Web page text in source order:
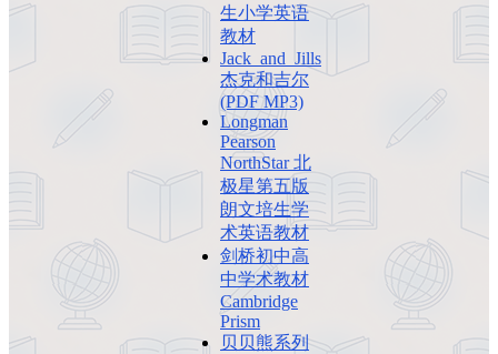
生小学英语
教材
Jack_and_Jills
杰克和吉尔
(PDF MP3)
Longman
Pearson
NorthStar 北
极星第五版
朗文培生学
术英语教材
剑桥初中高
中学术教材
Cambridge
Prism
贝贝熊系列